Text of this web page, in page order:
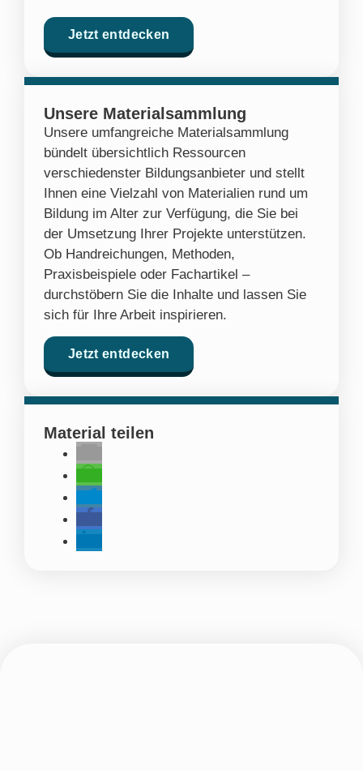
Jetzt entdecken
Unsere Materialsammlung
Unsere umfangreiche Materialsammlung
bündelt übersichtlich Ressourcen
verschiedenster Bildungsanbieter und stellt
Ihnen eine Vielzahl von Materialien rund um
Bildung im Alter zur Verfügung, die Sie bei
der Umsetzung Ihrer Projekte unterstützen.
Ob Handreichungen, Methoden,
Praxisbeispiele oder Fachartikel –
durchstöbern Sie die Inhalte und lassen Sie
sich für Ihre Arbeit inspirieren.
Jetzt entdecken
Material teilen